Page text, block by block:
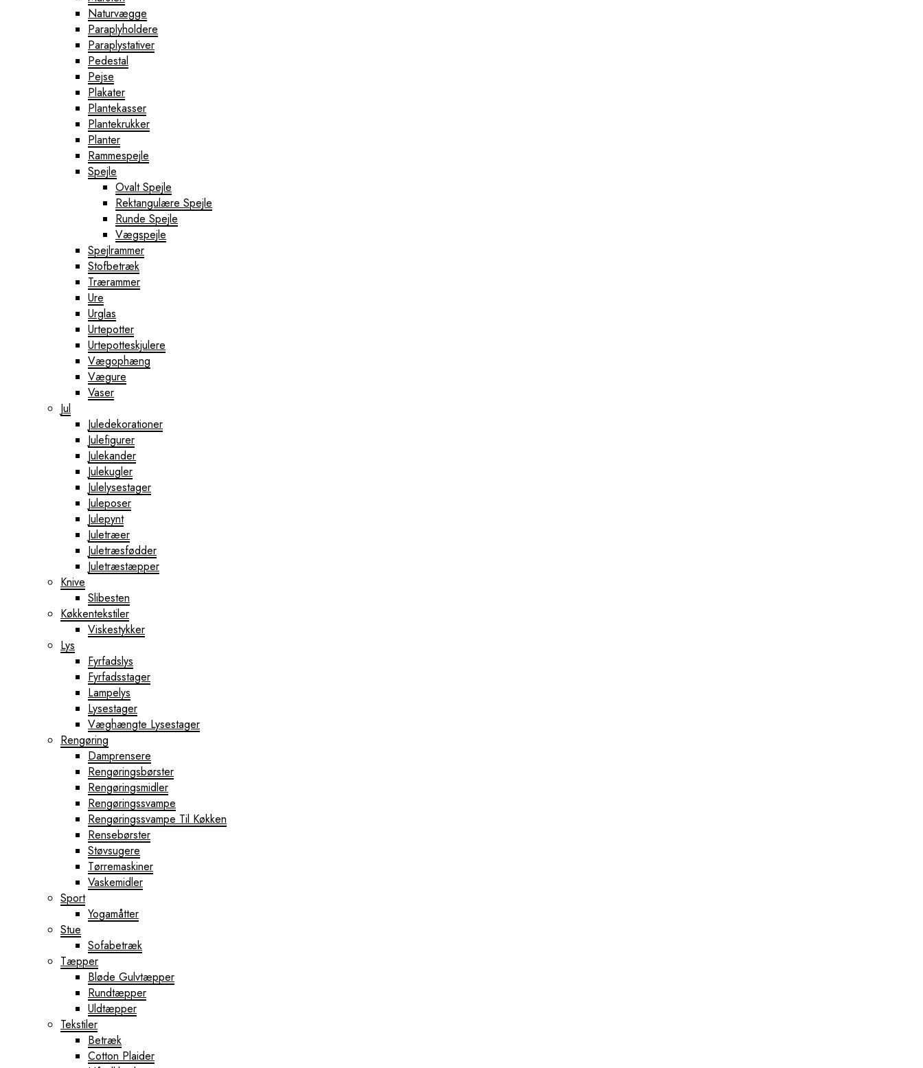
Naturvægge
Paraplyholdere
Paraplystativer
Pedestal
Pejse
Plakater
Plantekasser
Plantekrukker
Planter
Rammespejle
Spejle
Ovalt Spejle
Rektangulære Spejle
Runde Spejle
Vægspejle
Spejlrammer
Stofbetræk
Trærammer
Ure
Urglas
Urtepotter
Urtepotteskjulere
Vægophæng
Vægure
Vaser
Jul
Juledekorationer
Julefigurer
Julekander
Julekugler
Julelysestager
Juleposer
Julepynt
Juletræer
Juletræsfødder
Juletræstæpper
Knive
Slibesten
Køkkentekstiler
Viskestykker
Lys
Fyrfadslys
Fyrfadsstager
Lampelys
Lysestager
Væghængte Lysestager
Rengøring
Damprensere
Rengøringsbørster
Rengøringsmidler
Rengøringssvampe
Rengøringssvampe Til Køkken
Rensebørster
Støvsugere
Tørremaskiner
Vaskemidler
Sport
Yogamåtter
Stue
Sofabetræk
Tæpper
Bløde Gulvtæpper
Rundtæpper
Uldtæpper
Tekstiler
Betræk
Cotton Plaider